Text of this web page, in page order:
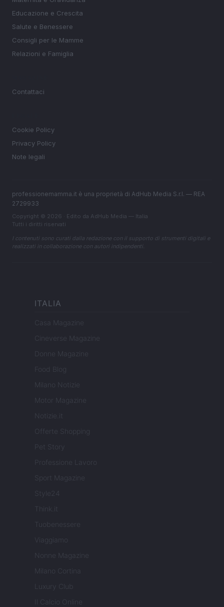
Educazione e Crescita
Salute e Benessere
Consigli per le Mamme
Relazioni e Famiglia
Contattaci
Cookie Policy
Privacy Policy
Note legali
professionemamma.it è una proprietà di AdHub Media S.r.l. — REA
2729933
Copyright © 2026 · Edito da AdHub Media — Italia
Tutti i diritti riservati
I contenuti sono curati dalla redazione con il supporto di strumenti digitali e
realizzati in collaborazione con autori indipendenti.
ITALIA
Casa Magazine
Cineverse Magazine
Donne Magazine
Food Blog
Milano Notizie
Motor Magazine
Notizie.it
Offerte Shopping
Pet Story
Professione Lavoro
Sport Magazine
Style24
Think.it
Tuobenessere
Viaggiamo
Nonne Magazine
Milano Cortina
Luxury Club
Il Calcio Online